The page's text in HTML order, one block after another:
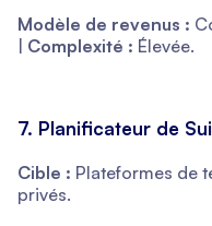
Modèle de revenus :
Complexité : Élevée.
7. Planificateur de
Cible : Plateformes de
privés.